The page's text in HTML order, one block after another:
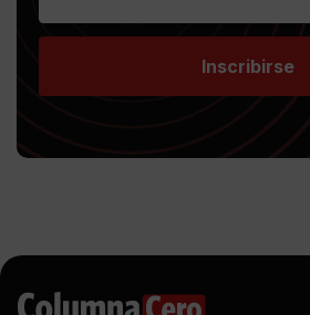
Inscribirse